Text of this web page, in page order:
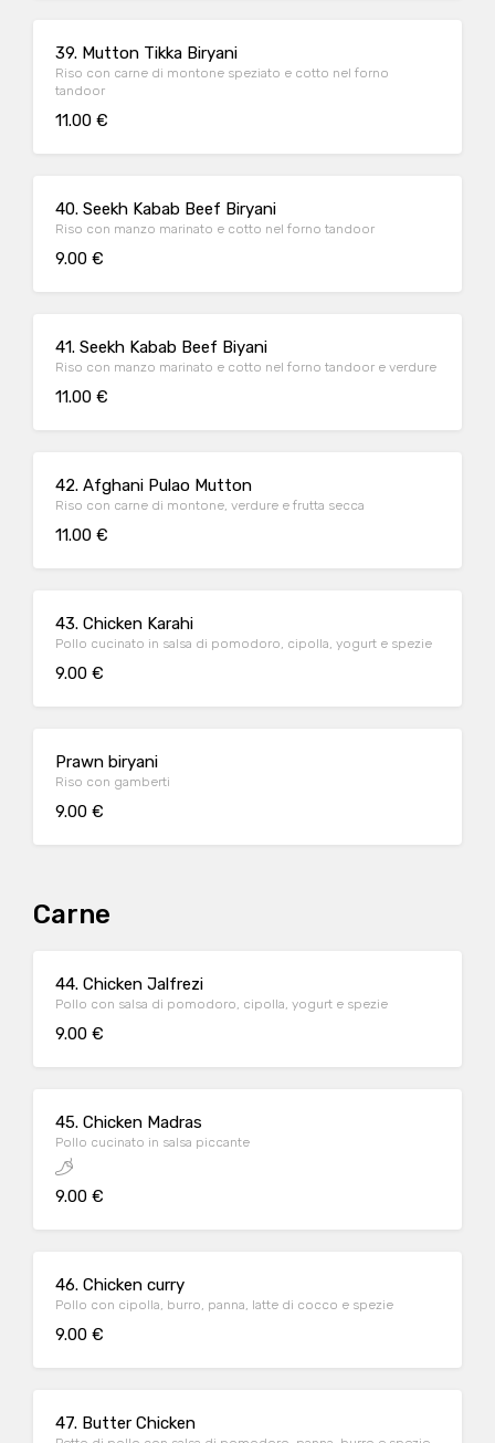
39. Mutton Tikka Biryani
Riso con carne di montone speziato e cotto nel forno
tandoor
11.00 €
40. Seekh Kabab Beef Biryani
Riso con manzo marinato e cotto nel forno tandoor
9.00 €
41. Seekh Kabab Beef Biyani
Riso con manzo marinato e cotto nel forno tandoor e verdure
11.00 €
42. Afghani Pulao Mutton
Riso con carne di montone, verdure e frutta secca
11.00 €
43. Chicken Karahi
Pollo cucinato in salsa di pomodoro, cipolla, yogurt e spezie
9.00 €
Prawn biryani
Riso con gamberti
9.00 €
Carne
44. Chicken Jalfrezi
Pollo con salsa di pomodoro, cipolla, yogurt e spezie
9.00 €
45. Chicken Madras
Pollo cucinato in salsa piccante
9.00 €
46. Chicken curry
Pollo con cipolla, burro, panna, latte di cocco e spezie
9.00 €
47. Butter Chicken